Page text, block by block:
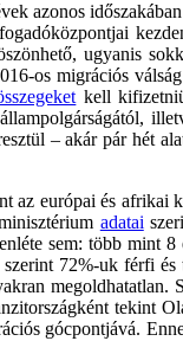
azonos
ugyanis
os migrációs
kell
– akár pár hét
az európai és
adatai
sem: több mint
szerint 72%-uk férfi és
tekint
gócpontjává.